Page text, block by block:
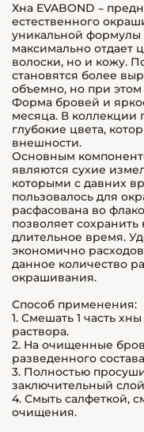
Хна EVABOND –
естественного
уникальной формулы
максимально отдает
волоски, но и кожу.
становятся более
объемно, но при этом
Форма бровей и
месяца. В коллекции
глубокие цвета,
внешности.
Основным
являются сухие
которыми с давних
пользовалось для
расфасована во
позволяет
длительное время.
экономично
данное количество
окрашивания.
Способ применения:
1. Смешать 1 часть
раствора.
2. На очищенные
разведенного
3. Полностью
заключительный
4. Смыть салфеткой,
очищения.